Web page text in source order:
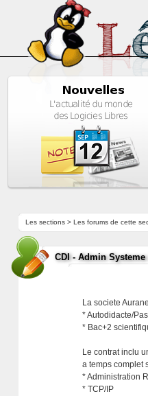
Les sections> Les forums de cette
CDI - Admin Systeme
La societe
* Autodidacte/
* Bac+2
Le contrat inclu
a temps complet
* Administration
* TCP/IP